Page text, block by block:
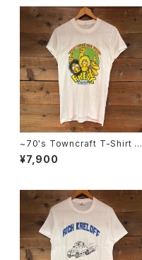
~70's Towncraft T-Shirt SI
ZE:38
¥7,900